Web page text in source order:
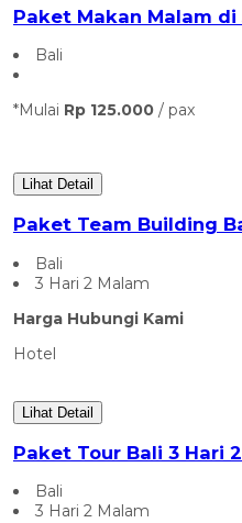
Paket Makan Malam di
Bali
*Mulai Rp 125.000 / pax
Lihat Detail
Paket Team Building
Bali
3 Hari 2 Malam
Harga Hubungi Kami
Hotel
Lihat Detail
Paket Tour Bali 3 Hari
Bali
3 Hari 2 Malam